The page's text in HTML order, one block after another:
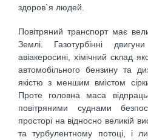
здоров`я людей.
Повітряний транспорт має
Землі. Газотурбінні
авіакеросині, хімічний склад
автомобільного бензину та
якістю з меншим вмістом
Проте головна маса
повітряними суднами
просторі на відносно великій
та турбулентному потоці, і